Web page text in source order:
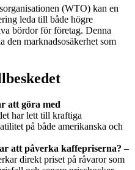
(WTO) kan en
leda till både högre
bördor för företag. Denna
den marknadsosäkerhet som
att göra med
har lett till kraftiga
på både amerikanska och
att påverka kaffepriserna? –
direkt priset på råvaror som